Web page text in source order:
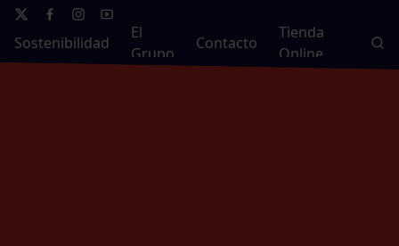
Sostenibilidad
El
Grupo
Contacto
Tienda
Online